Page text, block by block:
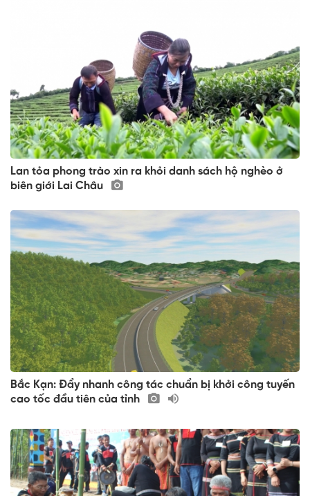
Lan tỏa phong trào xin ra khỏi danh sách hộ nghèo ở
biên giới Lai Châu
Bắc Kạn: Đẩy nhanh công tác chuẩn bị khởi công tuyến
cao tốc đầu tiên của tỉnh